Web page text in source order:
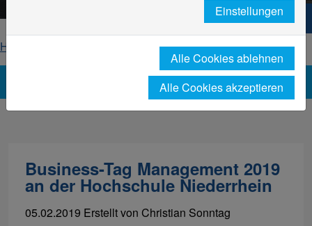
Hochschule Niederrhein. Dein Weg.
Home
News-Detailseite
Business-Tag Management 2019
an der Hochschule Niederrhein
05.02.2019 Erstellt von Christian Sonntag
Einstellungen
Alle Cookies ablehnen
Alle Cookies akzeptieren